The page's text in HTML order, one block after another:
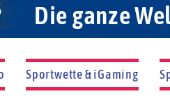
Die ganze
Sportwette & iGaming